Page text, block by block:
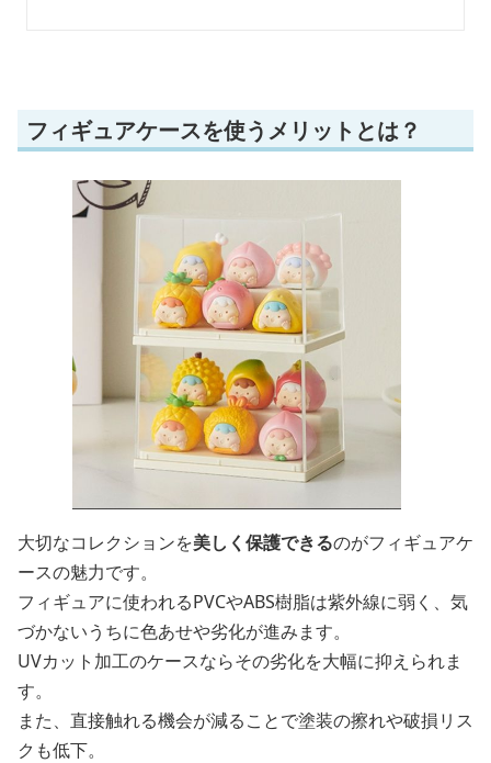
フィギュアケースを使うメリットとは？
大切なコレクションを美しく保護できるのがフィギュアケ
ースの魅力です。
フィギュアに使われるPVCやABS樹脂は紫外線に弱く、気
づかないうちに色あせや劣化が進みます。
UVカット加工のケースならその劣化を大幅に抑えられま
す。
また、直接触れる機会が減ることで塗装の擦れや破損リス
クも低下。